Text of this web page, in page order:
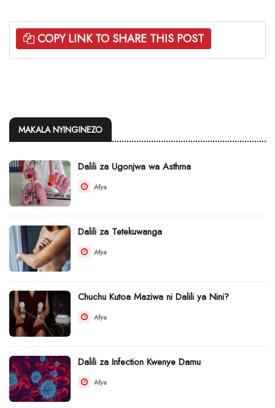
COPY LINK TO SHARE THIS POST
MAKALA NYINGINEZO
Dalili za Ugonjwa wa Asthma
Afya
Dalili za Tetekuwanga
Afya
Chuchu Kutoa Maziwa ni Dalili ya Nini?
Afya
Dalili za Infection Kwenye Damu
Afya